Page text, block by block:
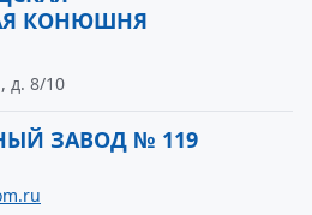
КОНЮШНЯ
д. 8/10
ЗАВОД № 119